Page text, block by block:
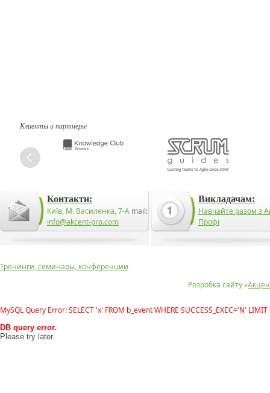
Клиенты и партнеры
Контакти:
Київ, М. Василенка, 7-А mail:
info@akcent-pro.com
Викладачам:
Навчайте разом з
Профі
Розробка сайту «
Тренинги, семинары, конференции
MySQL Query Error: SELECT 'x' FROM b_event WHERE SUCCESS_EXEC='N' LIMIT
DB query error.
Please try later.